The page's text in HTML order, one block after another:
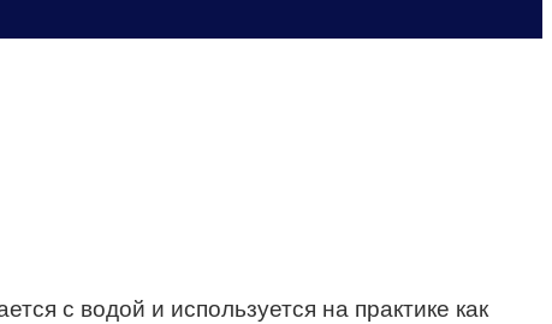
с водой и используется на практике как